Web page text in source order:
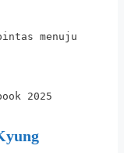
menuju
2025